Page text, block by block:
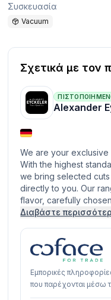
Συσκευασία
Vacuum
Σχετικά με τον
Alexander
We are your exclusive
With the highest
we bring selected
directly to you. Our
flavor, carefully
Διαβάστε
Εμπορικές
που παρέχονται μέσω